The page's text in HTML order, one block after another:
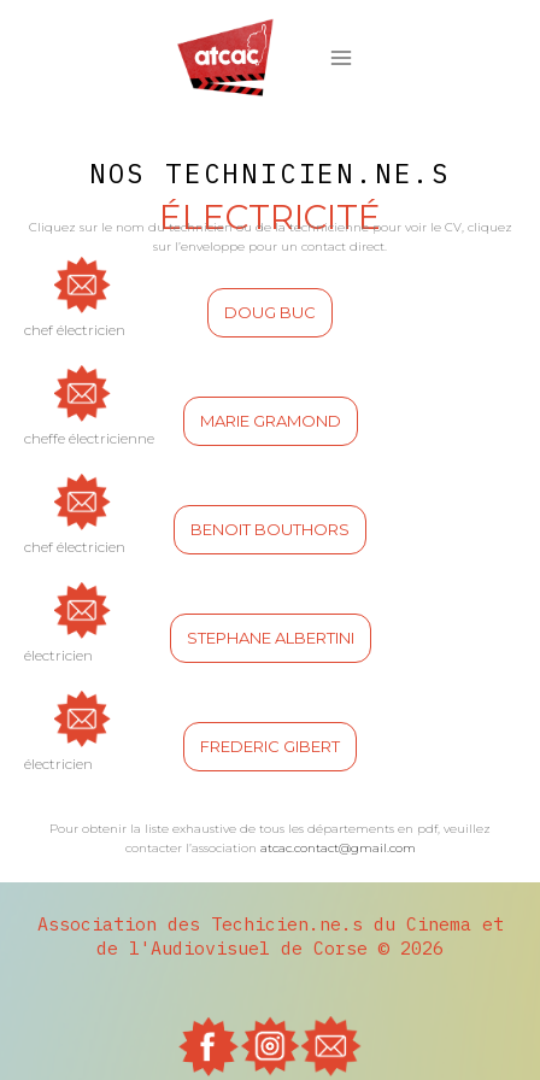
NOS TECHNICIEN.NE.S
ÉLECTRICITÉ
Cliquez sur le nom du technicien ou de la technicienne pour voir le CV, cliquez
sur l’enveloppe pour un contact direct.
chef électricien
DOUG BUC
cheffe électricienne
MARIE GRAMOND
chef électricien
BENOIT BOUTHORS
électricien
STEPHANE ALBERTINI
électricien
FREDERIC GIBERT
Pour obtenir la liste exhaustive de tous les départements en pdf, veuillez
contacter l’association atcac.contact@gmail.com
Association des Techicien.ne.s du Cinema et
de l'Audiovisuel de Corse © 2026